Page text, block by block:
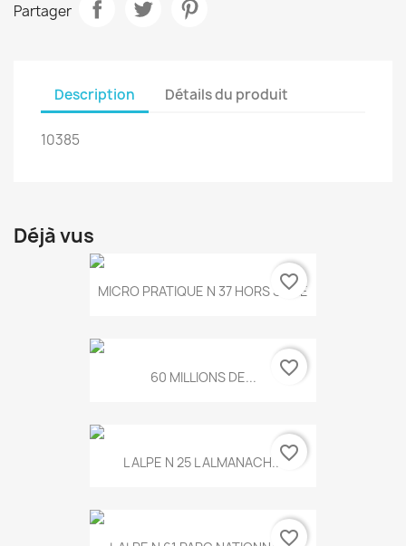
Partager
Description Détails du produit
10385
Déjà vus
MICRO PRATIQUE N 37 HORS SERIE
favorite_border
60 MILLIONS DE... favorite_border
L ALPE N 25 L ALMANACH...favorite_border
favorite_border